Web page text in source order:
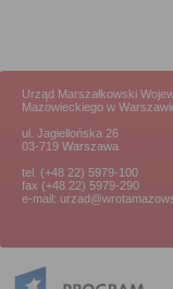
Urząd Marszałkowski
Mazowieckiego w
ul. Jagiellońska 26
03-719 Warszawa
tel. (+48 22) 5979-100
fax (+48 22) 5979-290
e-mail: